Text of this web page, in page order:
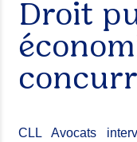
Droit
CLL Avocats